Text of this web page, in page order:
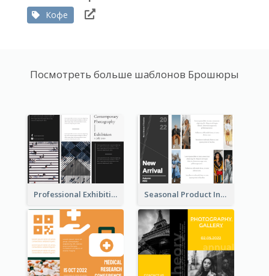
Кофе
Посмотреть больше шаблонов Брошюры
Professional Exhibition Event Tri Fold Brochure Seasonal Product Informational Tri Fold Brochure